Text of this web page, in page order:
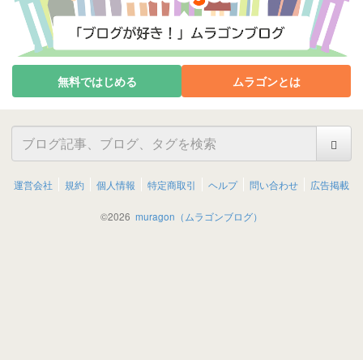
無料ではじめる ムラゴンとは
運営会社 規約 個人情報 特定商取引 ヘルプ 問い合わせ 広告掲載
©2026 muragon（ムラゴンブログ）